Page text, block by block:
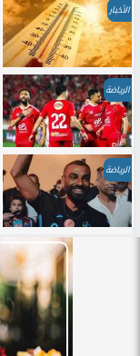
الأخبار
الرياضة
الرياضة